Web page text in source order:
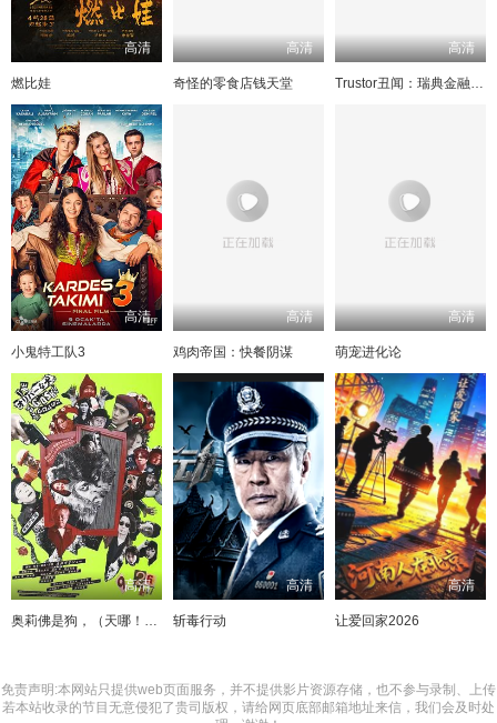
高清
燃比娃
高清
奇怪的零食店钱天堂
高清
Trustor丑闻：瑞典金融案内幕
高清
小鬼特工队3
高清
鸡肉帝国：快餐阴谋
高清
萌宠进化论
高清
奥莉佛是狗，（天哪！！）这家伙电影版
高清
斩毒行动
高清
让爱回家2026
免责声明:本网站只提供web页面服务，并不提供影片资源存储，也不参与录制、上传
若本站收录的节目无意侵犯了贵司版权，请给网页底部邮箱地址来信，我们会及时处